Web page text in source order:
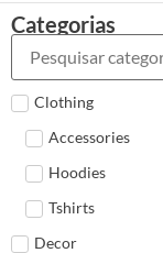
Categorias
Clothing
Accessories
Hoodies
Tshirts
Decor